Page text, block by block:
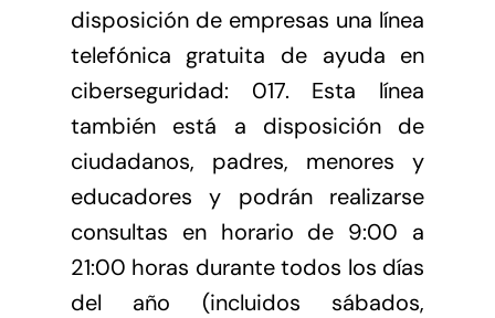
disposición de empresas una línea
telefónica gratuita de ayuda en
ciberseguridad: 017. Esta línea
también está a disposición de
ciudadanos, padres, menores y
educadores y podrán realizarse
consultas en horario de 9:00 a
21:00 horas durante todos los días
del año (incluidos sábados,